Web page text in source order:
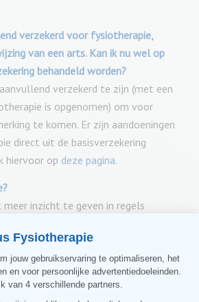
verzekerd voor fysiotherapie,
van een arts. Kan ik nu wel op
behandeld worden?
verzekerd te zijn (met een
is opgenomen) om voor
te komen. Er zijn aandoeningen
direct uit de basisverzekering
hiervoor op deze pagina.
inzicht te geven in regels
Dit in de hoop vervelende,
discussies omtrent
te voorkomen.Wilt u zelf
chronische indicaties klik dan